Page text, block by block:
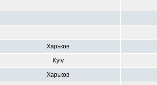
Харьков
Kyiv
Харьков